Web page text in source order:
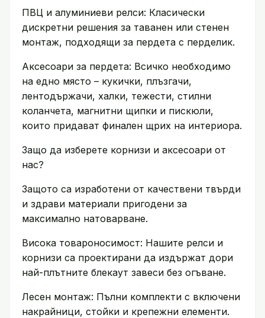
ПВЦ и алуминиеви релси: Класически
дискретни решения за таванен или стенен
монтаж, подходящи за пердета с перделик.
Аксесоари за пердета: Всичко необходимо
на едно място – кукички, плъзгачи,
лентодържачи, халки, тежести, стилни
коланчета, магнитни щипки и пискюли,
които придават финален щрих на интериора.
Защо да изберете корнизи и аксесоари от
нас?
Защото са изработени от качествени твърди
и здрави материали пригодени за
максимално натоварване.
Висока товароносимост: Нашите релси и
корнизи са проектирани да издържат дори
най-плътните блекаут завеси без огъване.
Лесен монтаж: Пълни комплекти с включени
накрайници, стойки и крепежни елементи.